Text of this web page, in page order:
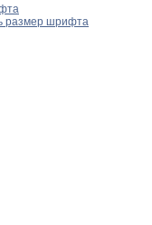
размер шрифта